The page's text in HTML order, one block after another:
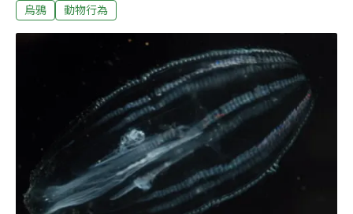
烏鴉（rook）在遇到類似的情況時，會做一樣的事。研究
然他們在自然環境下不會使用工具。另一篇發表在《公共
科學圖書館》（Plos One）的研究，和喜鵲、渡鴉、寒
鴉、松鴉等鴉科鳥料同一家族的新喀裡多尼亞烏鴉（New
Caledonian crows）能夠使用三種工具達到目標。
烏鴉 動物行為